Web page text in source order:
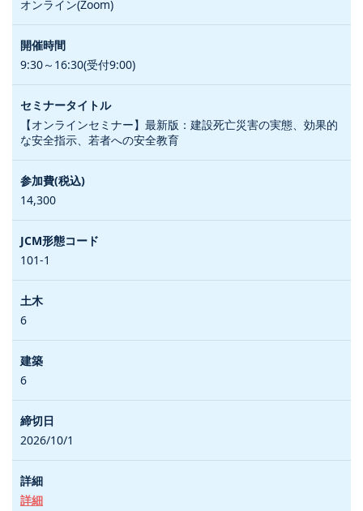
オンライン(Zoom)
9:30～16:30(受付9:00)
【オンラインセミナー】最新版：建設死亡災害の実態、効果的
な安全指示、若者への安全教育
14,300
101-1
6
6
2026/10/1
詳細